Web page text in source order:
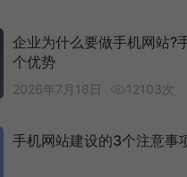
企业为什么要做手机网站?
个优势
2026年7月18日 12103次
手机网站建设的3个注意事